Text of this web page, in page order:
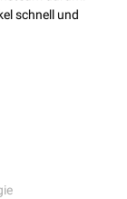
zurProphylaxe
Situation.
schnell und